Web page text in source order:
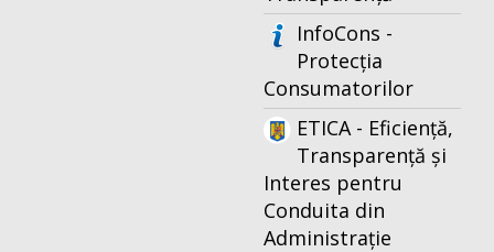
InfoCons -
Protecția
Consumatorilor
ETICA - Eficiență,
Transparență și
Interes pentru
Conduita din
Administrație